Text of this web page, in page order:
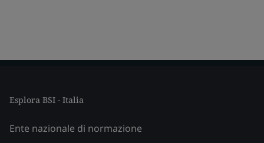
Esplora BSI - Italia
Ente nazionale di normazione